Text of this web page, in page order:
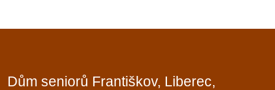
Dům seniorů Františkov, Liberec,